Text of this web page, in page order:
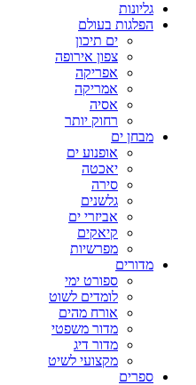
גליונות
הפלגות בעולם
ים תיכון
צפון אירופה
אפריקה
אמריקה
אסיה
רחוק יותר
מבחן ים
אופנוע ים
יאכטה
סירה
גלשנים
אביזרי ים
קיאקים
מפרשיות
מדורים
ספורט ימי
לומדים לשוט
אורח מהים
מדור משפטי
מדור דיג
מקצועי לשיט
ספרים